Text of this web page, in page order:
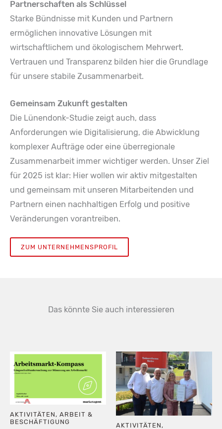
Partnerschaften als Schlüssel
Starke Bündnisse mit Kunden und Partnern
ermöglichen innovative Lösungen mit
wirtschaftlichem und ökologischem Mehrwert.
Vertrauen und Transparenz bilden hier die Grundlage
für unsere stabile Zusammenarbeit.
Gemeinsam Zukunft gestalten
Die Lünendonk-Studie zeigt auch, dass
Anforderungen wie Digitalisierung, die Abwicklung
komplexer Aufträge oder eine überregionale
Zusammenarbeit immer wichtiger werden. Unser Ziel
für 2025 ist klar: Hier wollen wir aktiv mitgestalten
und gemeinsam mit unseren Mitarbeitenden und
Partnern einen nachhaltigen Erfolg und positive
Veränderungen vorantreiben.
ZUM UNTERNEHMENSPROFIL
Das könnte Sie auch interessieren
AKTIVITÄTEN,ARBEIT &
BESCHÄFTIGUNG
AKTIVITÄTEN ,